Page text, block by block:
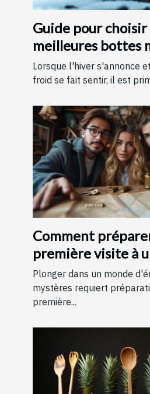
Guide pour choisir
meilleures bottes
pour l'hiver
Lorsque l'hiver s'annonce
froid se fait sentir, il est
Comment
première visite à
d'évasion : conseils
pour une
mémorable
Plonger dans un monde
mystères requiert
première...